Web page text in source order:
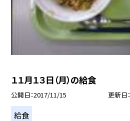
１１月１３日（月）の給食
公開日 2017/11/15 更新日
給食